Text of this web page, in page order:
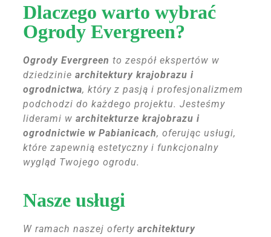
Dlaczego warto wybrać
Ogrody Evergreen?
Ogrody Evergreen to zespół ekspertów w
dziedziniearchitektury krajobrazu i
ogrodnictwa, który z pasją i profesjonalizmem
podchodzi do każdego projektu. Jesteśmy
liderami warchitekturze krajobrazu i
ogrodnictwie w Pabianicach, oferując usługi,
które zapewnią estetyczny i funkcjonalny
wygląd Twojego ogrodu.
Nasze usługi
W ramach naszej ofertyarchitektury